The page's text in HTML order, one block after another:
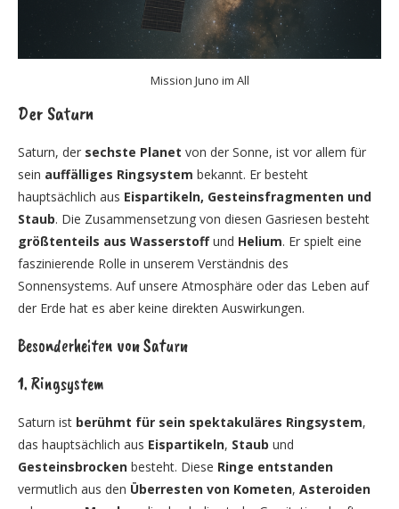
Mission Juno im All
Der Saturn
Saturn, der sechste Planet von der Sonne, ist vor allem für
sein auffälliges Ringsystem bekannt. Er besteht
hauptsächlich aus Eispartikeln, Gesteinsfragmenten und
Staub. Die Zusammensetzung von diesen Gasriesen besteht
größtenteils aus Wasserstoffund Helium. Er spielt eine
faszinierende Rolle in unserem Verständnis des
Sonnensystems. Auf unsere Atmosphäre oder das Leben auf
der Erde hat es aber keine direkten Auswirkungen.
Besonderheiten von Saturn
1. Ringsystem
Saturn ist berühmt für sein spektakuläres Ringsystem,
das hauptsächlich aus Eispartikeln, Staub und
Gesteinsbrocken besteht. Diese Ringe entstanden
vermutlich aus den Überresten von Kometen, Asteroiden